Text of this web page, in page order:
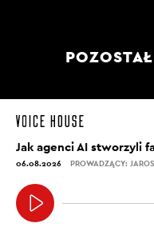
Jak agenci AI stworzyli
06.08.2026 PROWADZĄCY: